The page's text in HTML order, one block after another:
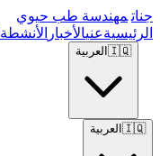
جنات مهندسة طب حيوي
الرئيسيةعنيالأخبار الأنشطة
🇮🇶 العربية
🇮🇶 العربية